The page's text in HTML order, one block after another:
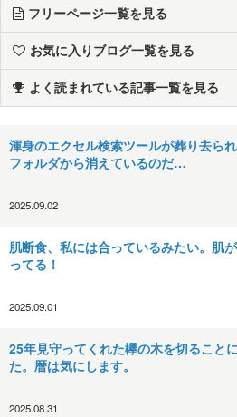
フリーページ一覧を見る
お気に入りブログ一覧を見る
よく読まれている記事一覧を見る
渾身のエクセル検索ツールが葬り去ら
フォルダから消えているのだ…
2025.09.02
肌断食、私には合っているみたい。肌
ってる！
2025.09.01
25年見守ってくれた欅の木を切ること
た。暦は気にします。
2025.08.31